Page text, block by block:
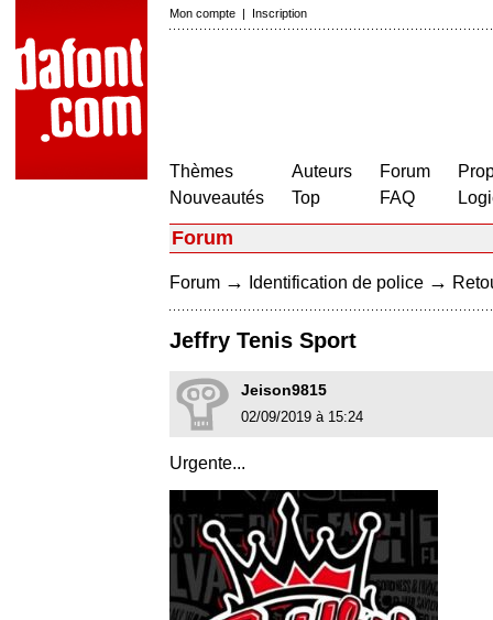
Mon compte | Inscription
Thèmes
Nouveautés
Auteurs
Top
Forum
FAQ
Forum
Forum → Identification de police →
Jeffry Tenis Sport
Jeison9815
02/09/2019 à 15:24
Urgente...